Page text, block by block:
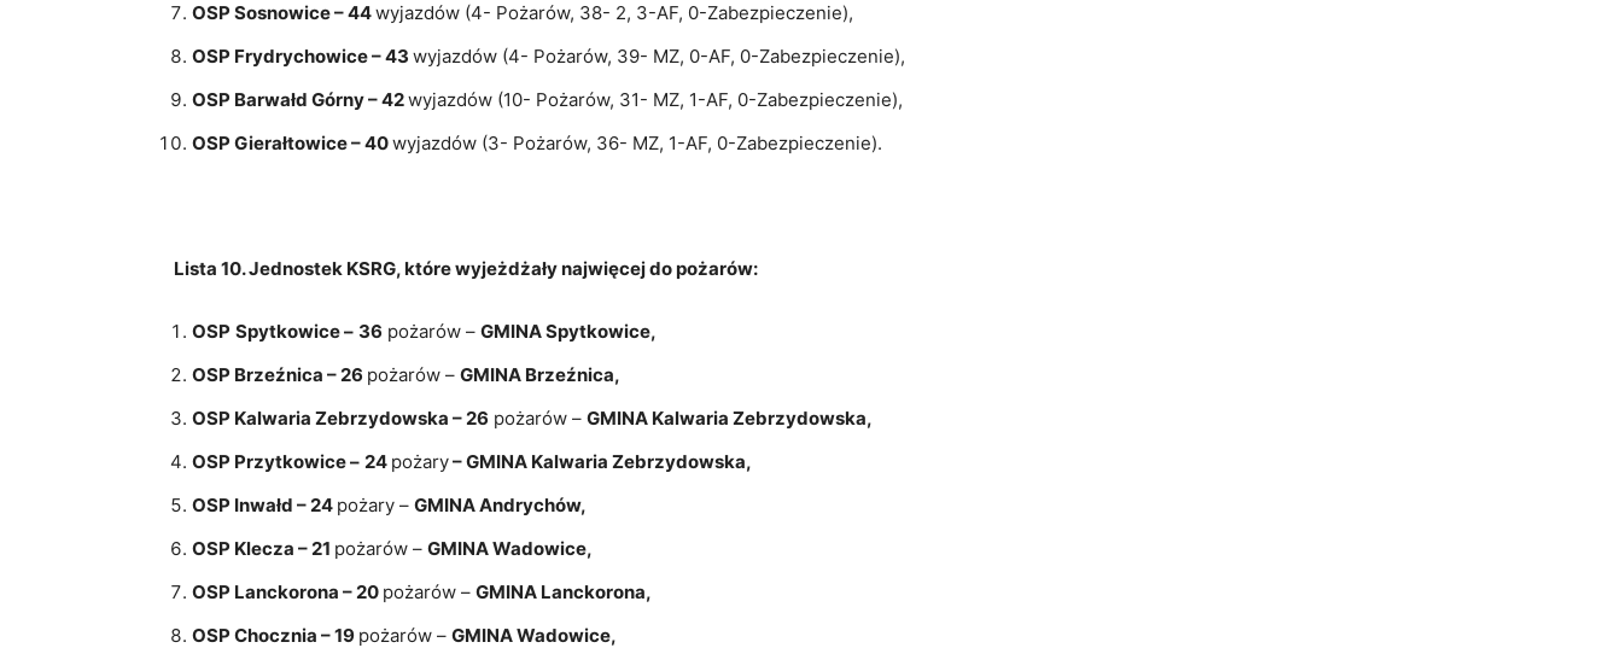
OSP Sosnowice – 44wyjazdów (4- Pożarów, 38- 2, 3-AF, 0-Zabezpieczenie),
OSP Frydrychowice – 43 wyjazdów (4- Pożarów, 39- MZ, 0-AF, 0-Zabezpieczenie),
OSP Barwałd Górny – 42wyjazdów (10- Pożarów, 31- MZ, 1-AF, 0-Zabezpieczenie),
OSP Gierałtowice – 40wyjazdów (3- Pożarów, 36- MZ, 1-AF, 0-Zabezpieczenie).
Lista 10. Jednostek KSRG, które wyjeżdżały najwięcej do pożarów:
OSP Spytkowice – 36 pożarów – GMINA Spytkowice,
OSP Brzeźnica – 26 pożarów – GMINA Brzeźnica,
OSP Kalwaria Zebrzydowska – 26 pożarów – GMINA Kalwaria Zebrzydowska,
OSP Przytkowice – 24 pożary– GMINA Kalwaria Zebrzydowska,
OSP Inwałd – 24 pożary – GMINA Andrychów,
OSP Klecza – 21 pożarów – GMINA Wadowice,
OSP Lanckorona – 20 pożarów – GMINA Lanckorona,
OSP Chocznia – 19 pożarów – GMINA Wadowice,